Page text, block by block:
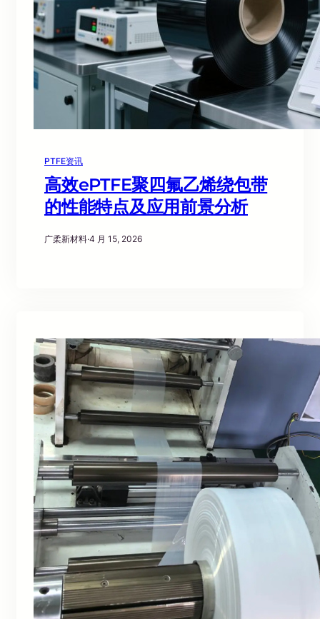
PTFE资讯
高效ePTFE聚四氟乙烯绕包带
的性能特点及应用前景分析
广柔新材料·4 月 15, 2026